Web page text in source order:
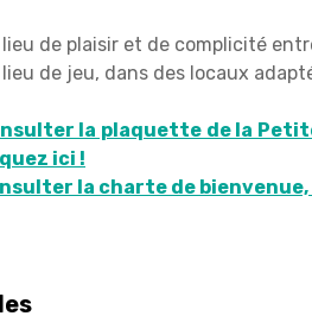
de plaisir et de complicité
de jeu, dans des locaux
la plaquette de la
ici !
la charte de